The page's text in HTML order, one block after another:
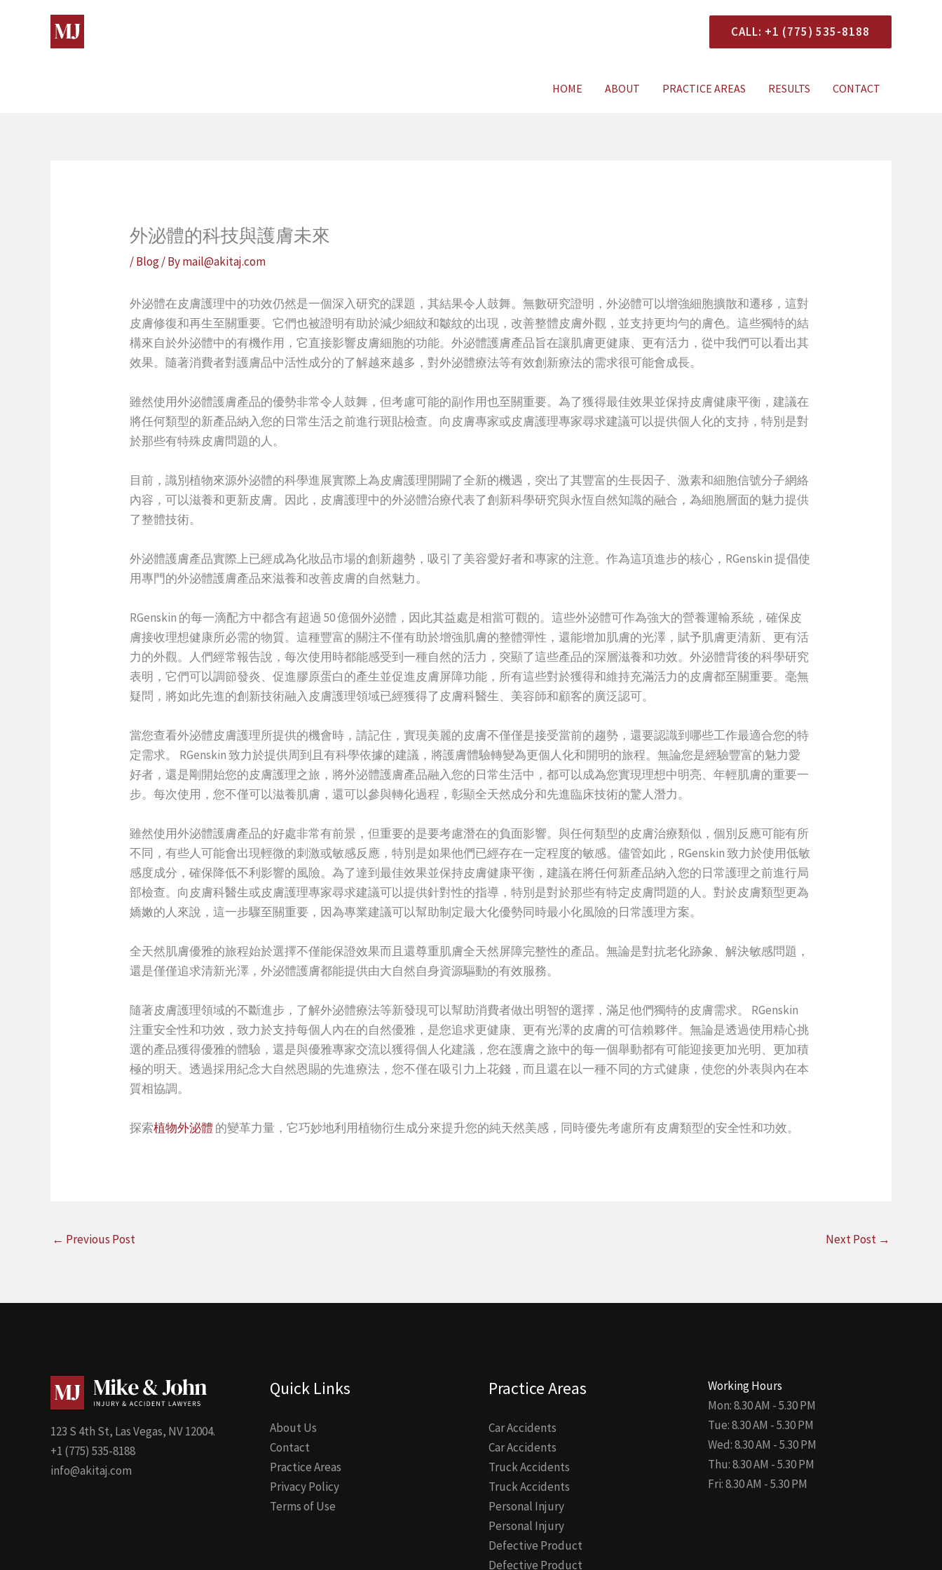
CALL: +1 (775) 535-8188
HOME ABOUT PRACTICE AREAS RESULTS CONTACT
外泌體的科技與護膚未來
/Blog/ Bymail@akitaj.com
外泌體在皮膚護理中的功效仍然是一個深入研究的課題，其結果令人鼓舞。無數研究證明，外泌體可以增強細胞擴散和遷移，這對
皮膚修復和再生至關重要。它們也被證明有助於減少細紋和皺紋的出現，改善整體皮膚外觀，並支持更均勻的膚色。這些獨特的結
構來自於外泌體中的有機作用，它直接影響皮膚細胞的功能。外泌體護膚產品旨在讓肌膚更健康、更有活力，從中我們可以看出其
效果。隨著消費者對護膚品中活性成分的了解越來越多，對外泌體療法等有效創新療法的需求很可能會成長。
雖然使用外泌體護膚產品的優勢非常令人鼓舞，但考慮可能的副作用也至關重要。為了獲得最佳效果並保持皮膚健康平衡，建議在
將任何類型的新產品納入您的日常生活之前進行斑貼檢查。向皮膚專家或皮膚護理專家尋求建議可以提供個人化的支持，特別是對
於那些有特殊皮膚問題的人。
目前，識別植物來源外泌體的科學進展實際上為皮膚護理開闢了全新的機遇，突出了其豐富的生長因子、激素和細胞信號分子網絡
內容，可以滋養和更新皮膚。因此，皮膚護理中的外泌體治療代表了創新科學研究與永恆自然知識的融合，為細胞層面的魅力提供
了整體技術。
外泌體護膚產品實際上已經成為化妝品市場的創新趨勢，吸引了美容愛好者和專家的注意。作為這項進步的核心，RGenskin 提倡使
用專門的外泌體護膚產品來滋養和改善皮膚的自然魅力。
RGenskin 的每一滴配方中都含有超過 50 億個外泌體，因此其益處是相當可觀的。這些外泌體可作為強大的營養運輸系統，確保皮
膚接收理想健康所必需的物質。這種豐富的關注不僅有助於增強肌膚的整體彈性，還能增加肌膚的光澤，賦予肌膚更清新、更有活
力的外觀。人們經常報告說，每次使用時都能感受到一種自然的活力，突顯了這些產品的深層滋養和功效。外泌體背後的科學研究
表明，它們可以調節發炎、促進膠原蛋白的產生並促進皮膚屏障功能，所有這些對於獲得和維持充滿活力的皮膚都至關重要。毫無
疑問，將如此先進的創新技術融入皮膚護理領域已經獲得了皮膚科醫生、美容師和顧客的廣泛認可。
當您查看外泌體皮膚護理所提供的機會時，請記住，實現美麗的皮膚不僅僅是接受當前的趨勢，還要認識到哪些工作最適合您的特
定需求。 RGenskin 致力於提供周到且有科學依據的建議，將護膚體驗轉變為更個人化和開明的旅程。無論您是經驗豐富的魅力愛
好者，還是剛開始您的皮膚護理之旅，將外泌體護膚產品融入您的日常生活中，都可以成為您實現理想中明亮、年輕肌膚的重要一
步。每次使用，您不僅可以滋養肌膚，還可以參與轉化過程，彰顯全天然成分和先進臨床技術的驚人潛力。
雖然使用外泌體護膚產品的好處非常有前景，但重要的是要考慮潛在的負面影響。與任何類型的皮膚治療類似，個別反應可能有所
不同，有些人可能會出現輕微的刺激或敏感反應，特別是如果他們已經存在一定程度的敏感。儘管如此，RGenskin 致力於使用低敏
感度成分，確保降低不利影響的風險。為了達到最佳效果並保持皮膚健康平衡，建議在將任何新產品納入您的日常護理之前進行局
部檢查。向皮膚科醫生或皮膚護理專家尋求建議可以提供針對性的指導，特別是對於那些有特定皮膚問題的人。對於皮膚類型更為
嬌嫩的人來說，這一步驟至關重要，因為專業建議可以幫助制定最大化優勢同時最小化風險的日常護理方案。
全天然肌膚優雅的旅程始於選擇不僅能保證效果而且還尊重肌膚全天然屏障完整性的產品。無論是對抗老化跡象、解決敏感問題，
還是僅僅追求清新光澤，外泌體護膚都能提供由大自然自身資源驅動的有效服務。
隨著皮膚護理領域的不斷進步，了解外泌體療法等新發現可以幫助消費者做出明智的選擇，滿足他們獨特的皮膚需求。 RGenskin
注重安全性和功效，致力於支持每個人內在的自然優雅，是您追求更健康、更有光澤的皮膚的可信賴夥伴。無論是透過使用精心挑
選的產品獲得優雅的體驗，還是與優雅專家交流以獲得個人化建議，您在護膚之旅中的每一個舉動都有可能迎接更加光明、更加積
極的明天。透過採用紀念大自然恩賜的先進療法，您不僅在吸引力上花錢，而且還在以一種不同的方式健康，使您的外表與內在本
質相協調。
探索植物外泌體 的變革力量，它巧妙地利用植物衍生成分來提升您的純天然美感，同時優先考慮所有皮膚類型的安全性和功效。
← Previous Post Next Post →
123 S 4th St, Las Vegas, NV 12004.
+1 (775) 535-8188
info@akitaj.com
Quick Links
About Us
Contact
Practice Areas
Privacy Policy
Terms of Use
Practice Areas
Car Accidents
Car Accidents
Truck Accidents
Truck Accidents
Personal Injury
Personal Injury
Defective Product
Defective Product
Working Hours
Mon: 8.30 AM - 5.30 PM
Tue: 8.30 AM - 5.30 PM
Wed: 8.30 AM - 5.30 PM
Thu: 8.30 AM - 5.30 PM
Fri: 8.30 AM - 5.30 PM